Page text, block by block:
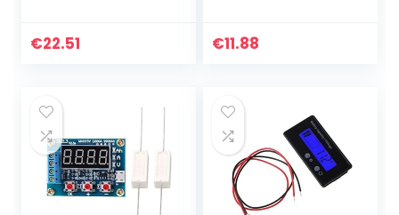
€22.51
Kleine Batterijen,
€11.88